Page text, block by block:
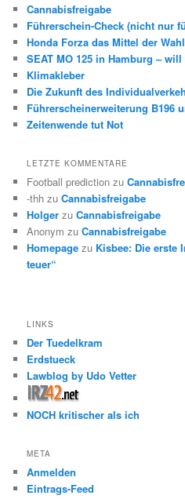
Cannabisfreigabe
Führerschein-Check (nicht nur
Honda Forza das Mittel der
SEAT MO 125 in Hamburg –
Klimakleber
Die Zukunft des
Führerscheinerweiterung B196
Zeitenwende tut Not
LETZTE KOMMENTARE
Football prediction zu
-thh zuCannabisfreigabe
Holger zuCannabisfreigabe
Anonym zuCannabisfreigabe
Homepage zu Kisbee: Die erste
teuer“
LINKS
Der Tuedelkram
Erdstueck
Lawblog by Udo Vetter
NOCH kritischer als ich
META
Anmelden
Eintrags-Feed